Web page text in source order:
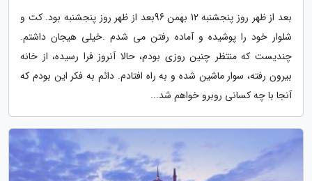
بعد از ظهر روز پنجشنبه 12 بهمن 96بعد از ظهر روز پنجشنبه بود. کت و
شلوار خود را پوشیده و آماده رفتن می شدم .خیلی هیجان داشتم.
چندیست که منتظر چنین روزی بودم، حالا آنروز فرا رسیده، از خانه
بیرون رفته، سوار ماشین شده و به راه افتادم. دائم به فکر این بودم که
آنجا با چه کسانی روبرو خواهم شد...